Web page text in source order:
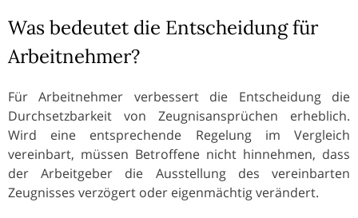
Was bedeutet die Entscheidung für
Arbeitnehmer?
Für Arbeitnehmer verbessert die Entscheidung die
Durchsetzbarkeit von Zeugnisansprüchen erheblich.
Wird eine entsprechende Regelung im Vergleich
vereinbart, müssen Betroffene nicht hinnehmen, dass
der Arbeitgeber die Ausstellung des vereinbarten
Zeugnisses verzögert oder eigenmächtig verändert.